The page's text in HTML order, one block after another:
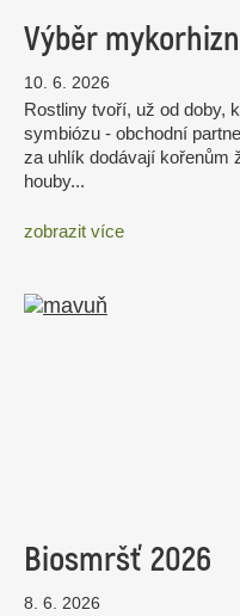
Výběr
10. 6. 2026
Rostliny tvoří, už od doby,
symbiózu - obchodní
za uhlík dodávají kořenům
houby...
zobrazit více
Biosmršť 2026
8. 6. 2026